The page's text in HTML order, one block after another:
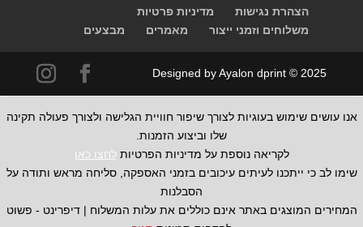
אנו עושים שימוש בעוגיות לצורך שיפור חוויית הגלישה ולצורך פעולה תקינה
שלו וביצוע הזמנות.
לקריאה נוספת על מדיניות הפרטיותלחצו כאן
שימו לב כי ייתכנו לעיתים עיכובים בזמני האספקה, סליחה מראש ותודה על
הסבלנות
המחירים המוצגים באתר אינם כוללים את עלות המשלוח | דיפרינט - פשוט
הצהרת נגישות
מדיניות פרטיות
משלוחים וזמני ייצור
מאמרים מבצעים
Designed by Ayalon dprint © 2025